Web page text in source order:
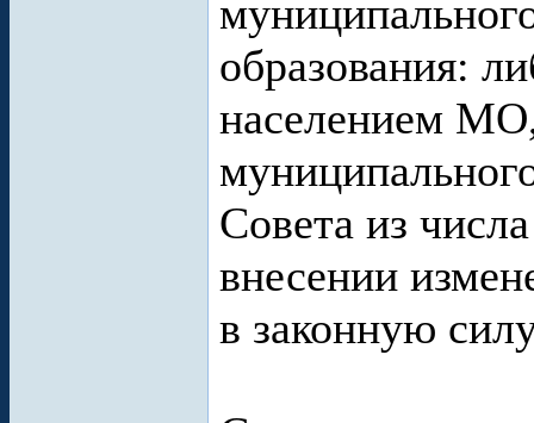
образования:
населением
Совета из
внесении
в законную